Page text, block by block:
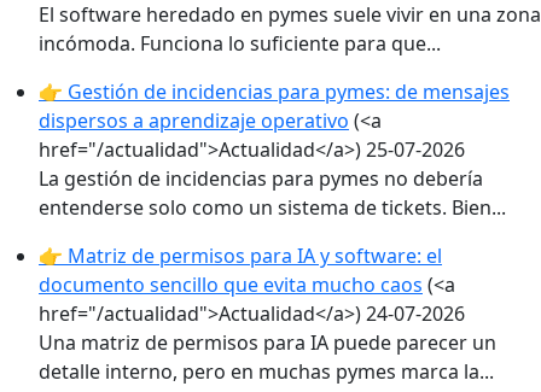
El software heredado en pymes suele vivir en una zona
incómoda. Funciona lo suficiente para que...
👉 Gestión de incidencias para pymes: de mensajes
dispersos a aprendizaje operativo (<a
href="/actualidad">Actualidad</a>)25-07-2026
La gestión de incidencias para pymes no debería
entenderse solo como un sistema de tickets. Bien...
👉 Matriz de permisos para IA y software: el
documento sencillo que evita mucho caos (<a
href="/actualidad">Actualidad</a>)24-07-2026
Una matriz de permisos para IA puede parecer un
detalle interno, pero en muchas pymes marca la...